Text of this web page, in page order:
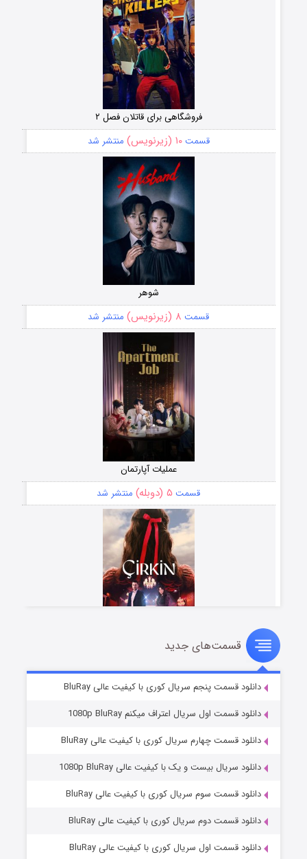
فروشگاهی برای قاتلان فصل ۲
قسمت۱۰ (زیرنویس) منتشر شد
شوهر
قسمت ۸ (زیرنویس) منتشر شد
عملیات آپارتمان
قسمت ۵ (دوبله) منتشر شد
سریال زشت
قسمت۲ (زیرنویس) منتشر شد
مردگان متحرک: شهر مرده ۳
قسمت۲ (زیرنویس) منتشر شد
قسمت‌های جدید
دانلود قسمت پنجم سریال کوری با کیفیت عالی BluRay
دانلود قسمت اول سریال اعتراف میکنم 1080p BluRay
دانلود قسمت چهارم سریال کوری با کیفیت عالی BluRay
دانلود سریال بیست و یک با کیفیت عالی 1080p BluRay
دانلود قسمت سوم سریال کوری با کیفیت عالی BluRay
دانلود قسمت دوم سریال کوری با کیفیت عالی BluRay
دانلود قسمت اول سریال کوری با کیفیت عالی BluRay